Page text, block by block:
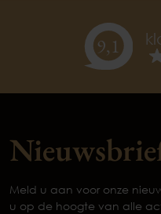
9,1
Meld u aan voor onze
u op de hoogte van alle